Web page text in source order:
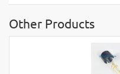
Other Products